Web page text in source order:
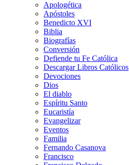
Apologética
Apóstoles
Benedicto XVI
Biblia
Biografías
Conversión
Defiende tu Fe Católica
Descargar Libros Católicos
Devociones
Dios
El diablo
Espíritu Santo
Eucaristía
Evangelizar
Eventos
Familia
Fernando Casanova
Francisco